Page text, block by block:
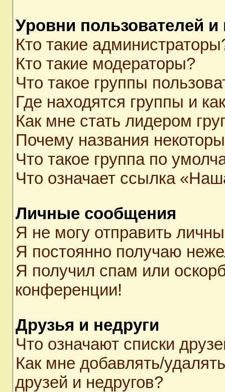
Уровни пользователей и
Кто такие
Кто такие модераторы?
Что такое группы
Где находятся группы и
Как мне стать лидером
Почему названия
Что такое группа по
Что означает ссылка
Личные сообщения
Я не могу отправить
Я постоянно получаю
Я получил спам или
конференции!
Друзья и недруги
Что означают списки
Как мне добавлять/
друзей и недругов?